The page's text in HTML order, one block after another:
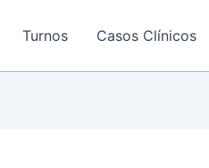
Turnos Casos Clínicos